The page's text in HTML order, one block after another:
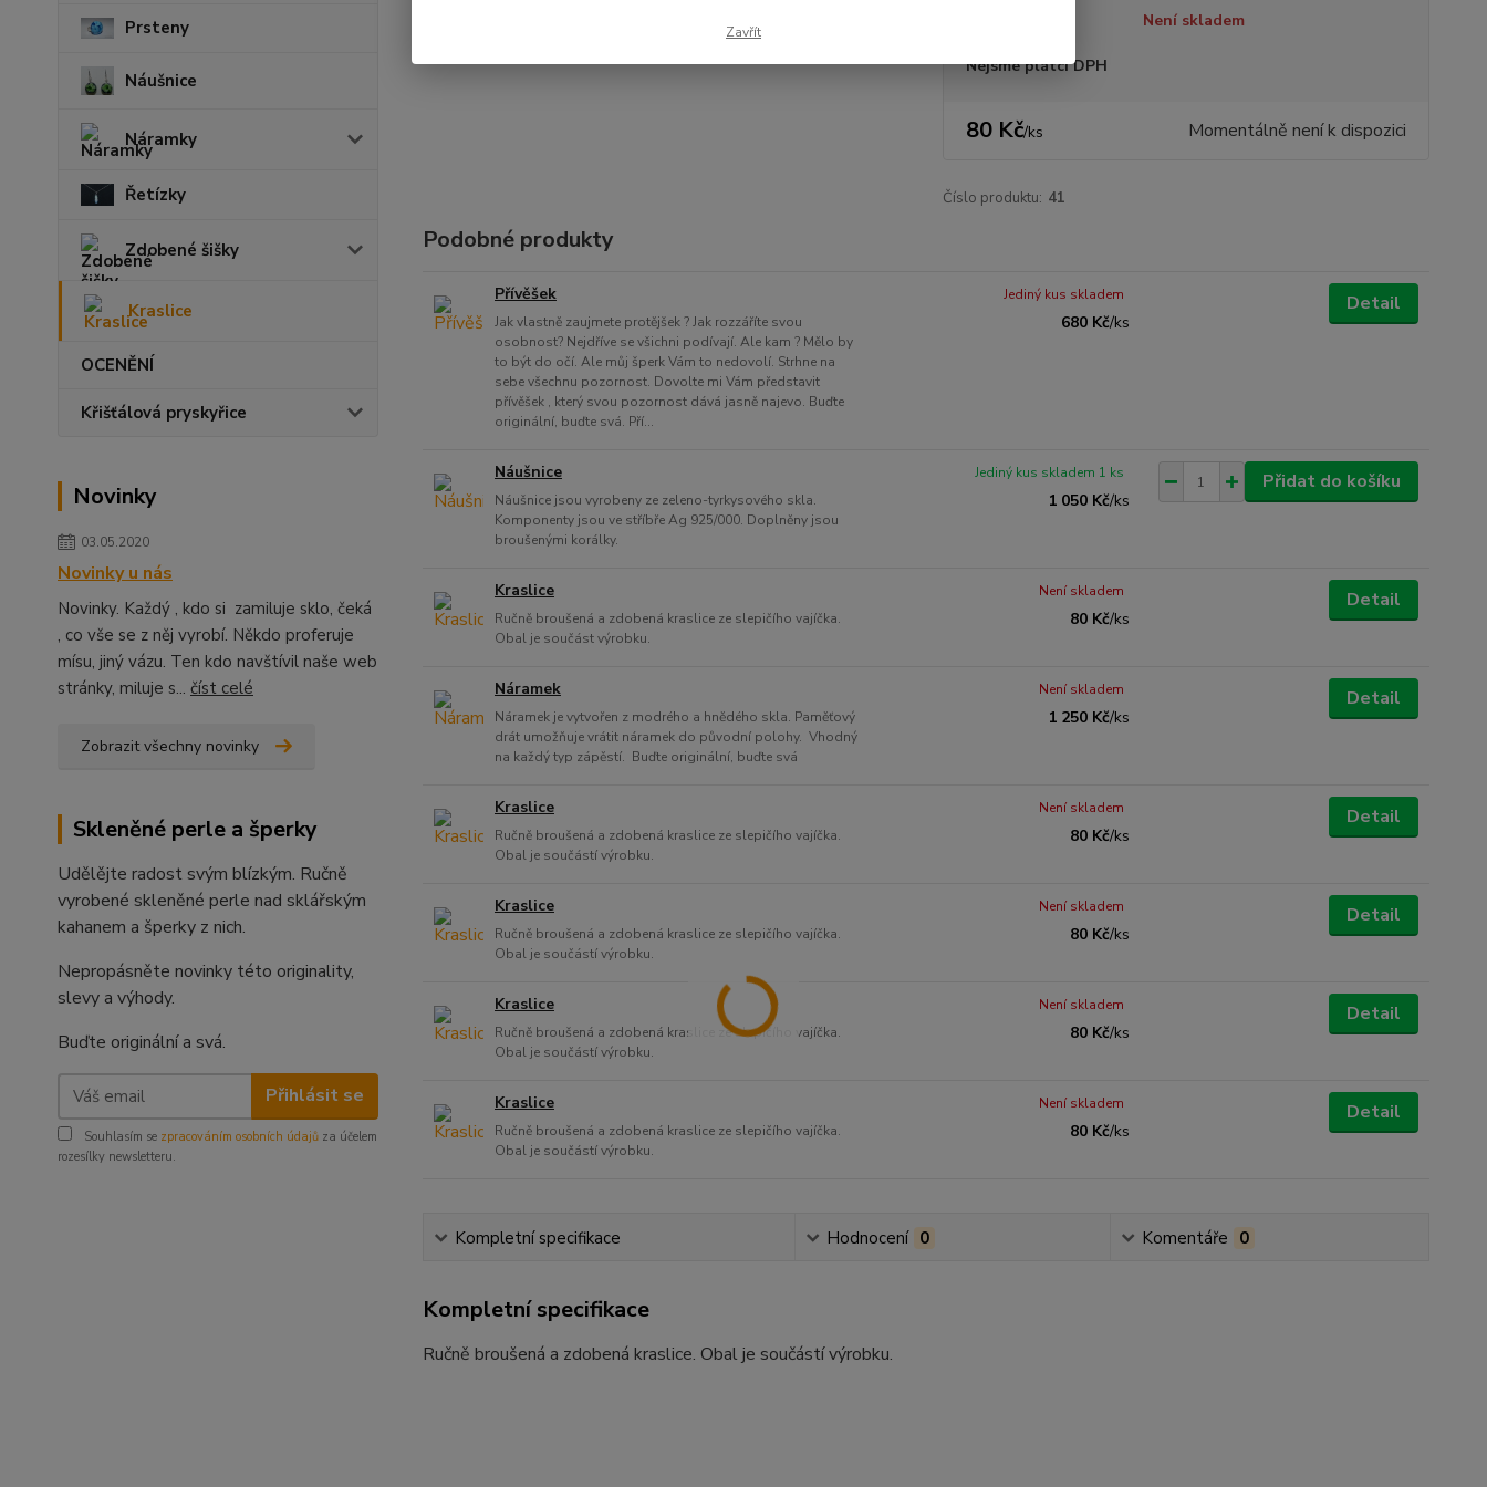
Prsteny
Náušnice
Náramky
Řetízky
Zdobené šišky
Kraslice
OCENĚNÍ
Křišťálová pryskyřice
Novinky
03.05.2020
Novinky u nás
Novinky. Každý , kdo si zamiluje sklo, čeká
, co vše se z něj vyrobí. Někdo proferuje
mísu, jiný vázu. Ten kdo navštívil naše web
stránky, miluje s... číst celé
Zobrazit všechny novinky
Skleněné perle a šperky
Udělějte radost svým blízkým. Ručně
vyrobené skleněné perle nad sklářským
kahanem a šperky z nich.
Nepropásněte novinky této originality,
slevy a výhody.
Buďte originální a svá.
Přihlásit se
Souhlasím se zpracováním osobních údajů za účelem
rozesílky newsletteru.
Není skladem
Nejsme plátci DPH
80 Kč/ks Momentálně není k dispozici
Číslo produktu: 41
Podobné produkty
Přívěšek
Jak vlastně zaujmete protějšek ? Jak rozzáříte svou
osobnost? Nejdříve se všichni podívají. Ale kam ? Mělo by
to být do očí. Ale můj šperk Vám to nedovolí. Strhne na
sebe všechnu pozornost. Dovolte mi Vám představit
přívěšek , který svou pozornost dává jasně najevo. Buďte
originální, buďte svá. Pří...
680 Kč/ks
Jediný kus skladem Detail
Náušnice
Náušnice jsou vyrobeny ze zeleno-tyrkysového skla.
Komponenty jsou ve stříbře Ag 925/000. Doplněny jsou
broušenými korálky.
1 050 Kč/ks
Jediný kus skladem 1 ks Přidat do košíku
Kraslice
Ručně broušená a zdobená kraslice ze slepičího vajíčka.
Obal je součást výrobku.
80 Kč/ks
Není skladem Detail
Náramek
Náramek je vytvořen z modrého a hnědého skla. Paměťový
drát umožňuje vrátit náramek do původní polohy. Vhodný
na každý typ zápěstí. Buďte originální, buďte svá
1 250 Kč/ks
Není skladem Detail
Kraslice
Ručně broušená a zdobená kraslice ze slepičího vajíčka.
Obal je součástí výrobku.
80 Kč/ks
Není skladem Detail
Kraslice
Ručně broušená a zdobená kraslice ze slepičího vajíčka.
Obal je součástí výrobku.
80 Kč/ks
Není skladem Detail
Kraslice
Ručně broušená a zdobená kraslice ze slepičího vajíčka.
Obal je součástí výrobku.
80 Kč/ks
Není skladem Detail
Kraslice
Ručně broušená a zdobená kraslice ze slepičího vajíčka.
Obal je součástí výrobku.
80 Kč/ks
Není skladem Detail
Kompletní specifikace Hodnocení 0 Komentáře 0
Kompletní specifikace
Ručně broušená a zdobená kraslice. Obal je součástí výrobku.
Zavřít